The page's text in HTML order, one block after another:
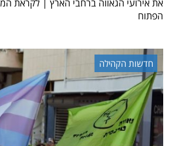
את אירועי הגאווה ברחבי הארץ | לקראת
הפתוח
חדשות הקהילה